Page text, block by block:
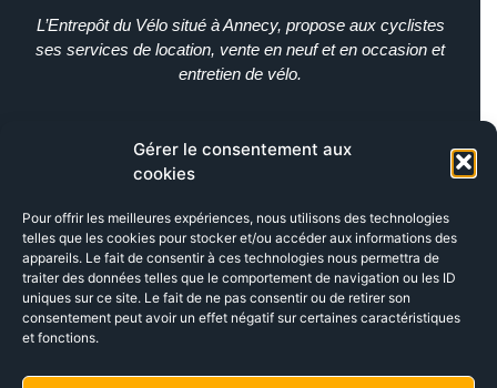
Gérer le consentement aux
cookies
Pour offrir les meilleures expériences, nous utilisons des technologies
telles que les cookies pour stocker et/ou accéder aux informations des
appareils. Le fait de consentir à ces technologies nous permettra de
traiter des données telles que le comportement de navigation ou les ID
uniques sur ce site. Le fait de ne pas consentir ou de retirer son
consentement peut avoir un effet négatif sur certaines caractéristiques
et fonctions.
L’Entrepôt du Vélo situé à Annecy, propose aux cyclistes
ses services de location, vente en neuf et en occasion et
entretien de vélo.